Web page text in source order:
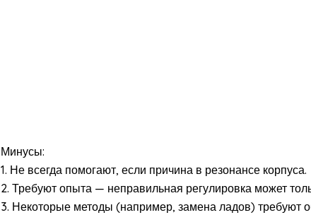
Минусы:
1. Не всегда помогают, если причина в резонансе корпуса.
2. Требуют опыта — неправильная регулировка может
3. Некоторые методы (например, замена ладов) требуют